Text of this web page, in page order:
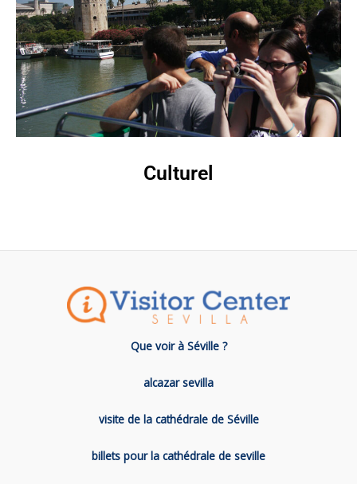
Culturel
Que voir à Séville ?
alcazar sevilla
visite de la cathédrale de Séville
billets pour la cathédrale de seville